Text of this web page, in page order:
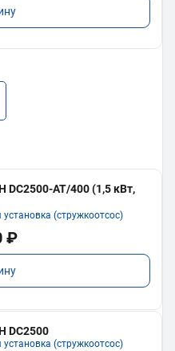
DC2500-AT/400 (1,5 кВт,
(стружкоотсос)
₽
DC2500
(стружкоотсос)